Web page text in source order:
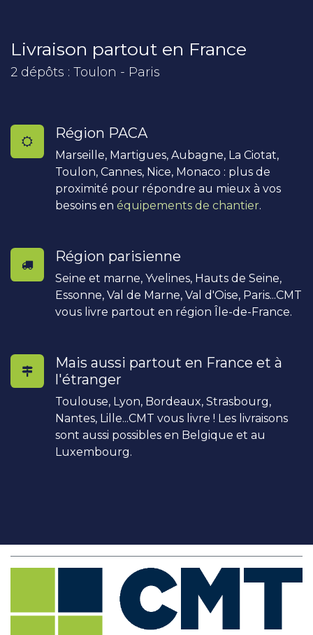
Livraison partout en France
2 dépôts : Toulon - Paris
Région PACA
Marseille, Martigues, Aubagne, La Ciotat,
Toulon, Cannes, Nice, Monaco : plus de
proximité pour répondre au mieux à vos
besoins en équipements de chantier.
Région parisienne
Seine et marne, Yvelines, Hauts de Seine,
Essonne, Val de Marne, Val d'Oise, Paris...CMT
vous livre partout en région Île-de-France.
Mais aussi partout en France et à
l'étranger
Toulouse, Lyon, Bordeaux, Strasbourg,
Nantes, Lille...CMT vous livre ! Les livraisons
sont aussi possibles en Belgique et au
Luxembourg.